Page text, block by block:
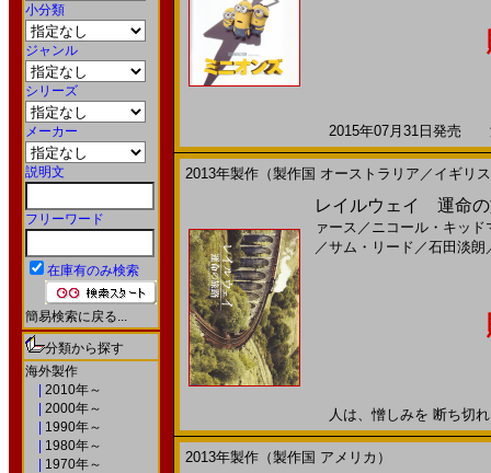
小分類
ジャンル
シリーズ
メーカー
説明文
フリーワード
在庫有のみ検索
簡易検索に戻る...
分類から探す
海外製作
2010年～
2000年～
1990年～
1980年～
1970年～
2015年07月31日発売
2013年製作（製作国 オーストラリア／イギリ
レイルウェイ 運命の
ァース ／ ニコール・キッド
／サム・リード ／石田淡朗
人は、憎しみを 断ち切
2013年製作（製作国 アメリカ）